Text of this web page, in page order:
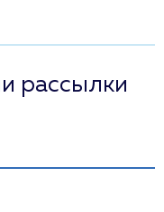
рассылки